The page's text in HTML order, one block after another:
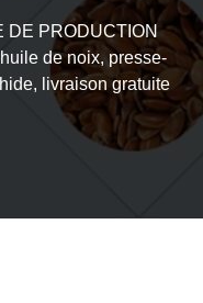
DE PRODUCTION
de noix, presse-
livraison gratuite